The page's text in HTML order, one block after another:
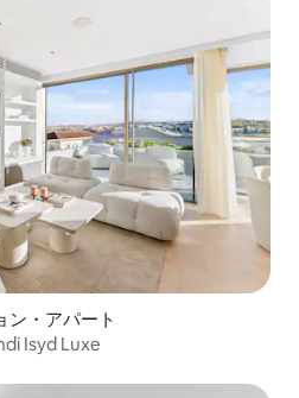
ン・アパート
Isyd Luxe